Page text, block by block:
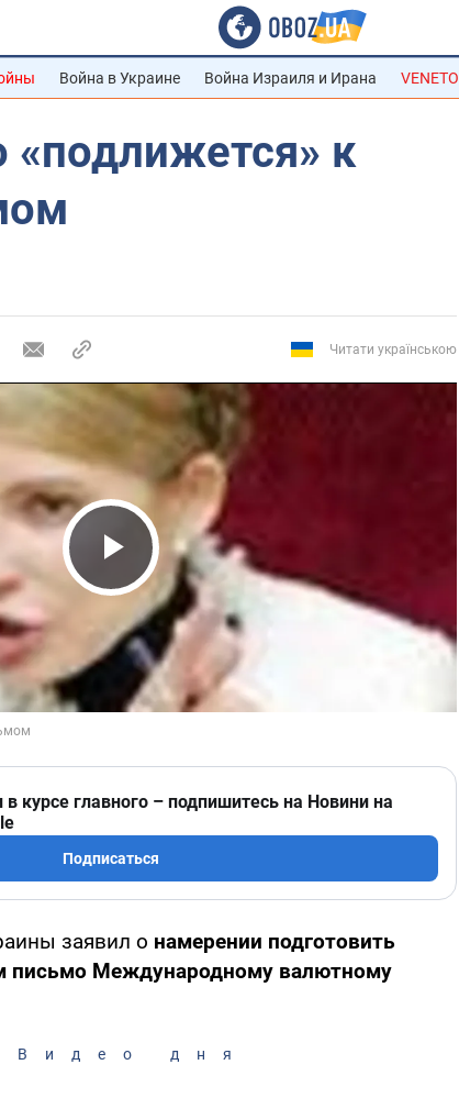
Война в Украине Война Израиля и Ирана VENETO
к
Читати українською
Play Video
курсе главного – подпишитесь на Новини на
Подписаться
заявил о намерении подготовить
письмо Международному валютному
Видео дня